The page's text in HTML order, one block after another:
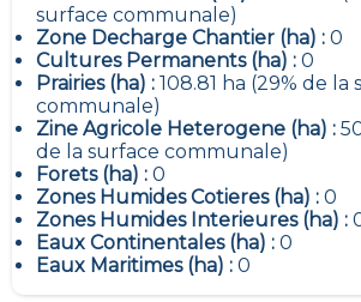
surface communale)
Zone Decharge Chantier (ha) : 0
Cultures Permanents (ha) : 0
Prairies (ha) : 108.81 ha (29% de la
communale)
Zine Agricole Heterogene (ha) :
de la surface communale)
Forets (ha) : 0
Zones Humides Cotieres (ha) : 0
Zones Humides Interieures (ha) :
Eaux Continentales (ha) : 0
Eaux Maritimes (ha) : 0